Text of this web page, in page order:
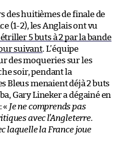
des huitièmes de finale de
(1-2), les Anglais ont vu
5 buts à 2 par la bande
suivant. L’équipe
des moqueries sur les
soir, pendant la
Bleus menaient déjà 2 buts
Gary Lineker a dégainé en
« Je ne comprends pas
avec l’Angleterre.
laquelle la France joue